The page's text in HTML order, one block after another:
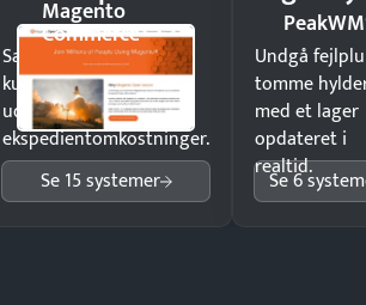
Magento
Commerce
Sælg produkter 24/7 til
kunder i hele landet
uden
ekspedientomkostninger.
Se 15 systemer
Undgå
tomme
med et lager
opdateret i
realtid.
Se 6